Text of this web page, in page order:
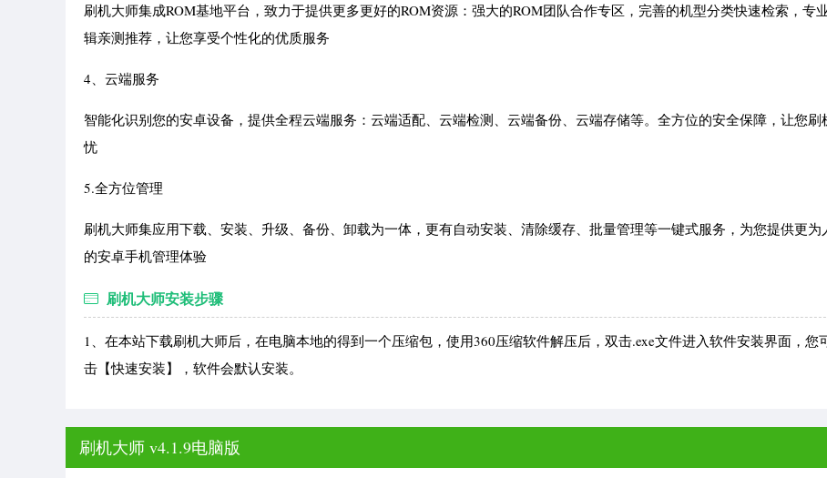
刷机大师集成ROM基地平台，致力于提供更多更好的ROM资源：强大的ROM团队合作专区，完善的机型分类快速检索，专
辑亲测推荐，让您享受个性化的优质服务
4、云端服务
智能化识别您的安卓设备，提供全程云端服务：云端适配、云端检测、云端备份、云端存储等。全方位的安全保障，让您刷
忧
5.全方位管理
刷机大师集应用下载、安装、升级、备份、卸载为一体，更有自动安装、清除缓存、批量管理等一键式服务，为您提供更为
的安卓手机管理体验
刷机大师安装步骤
1、在本站下载刷机大师后，在电脑本地的得到一个压缩包，使用360压缩软件解压后，双击.exe文件进入软件安装界面，您
击【快速安装】，软件会默认安装。
刷机大师 v4.1.9电脑版